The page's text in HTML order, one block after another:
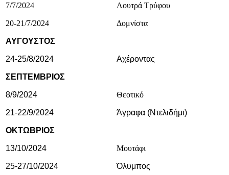
7/7/2024 Λουτρά Τρύφου
20-21/7/2024 Δομνίστα
ΑΥΓΟΥΣΤΟΣ
24-25/8/2024 Αχέροντας
ΣΕΠΤΕΜΒΡΙΟΣ
8/9/2024 Θεοτικό
21-22/9/2024 Άγραφα (Ντελιδήμι)
ΟΚΤΩΒΡΙΟΣ
13/10/2024 Μουτάφι
25-27/10/2024 Όλυμπος